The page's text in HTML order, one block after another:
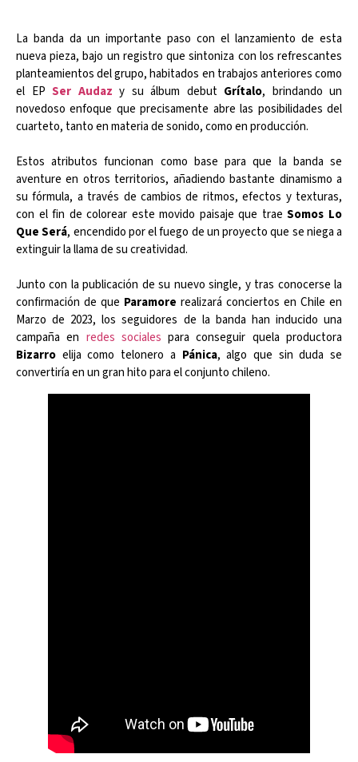
La banda da un importante paso con el lanzamiento de esta
nueva pieza, bajo un registro que sintoniza con los refrescantes
planteamientos del grupo, habitados en trabajos anteriores como
el EP Ser Audaz y su álbum debut Grítalo, brindando un
novedoso enfoque que precisamente abre las posibilidades del
cuarteto, tanto en materia de sonido, como en producción.
Estos atributos funcionan como base para que la banda se
aventure en otros territorios, añadiendo bastante dinamismo a
su fórmula, a través de cambios de ritmos, efectos y texturas,
con el fin de colorear este movido paisaje que traeSomos Lo
Que Será, encendido por el fuego de un proyecto que se niega a
extinguir la llama de su creatividad.
Junto con la publicación de su nuevo single, y tras conocerse la
confirmación de que Paramore realizará conciertos en Chile en
Marzo de 2023, los seguidores de la banda han inducido una
campaña en redes sociales para conseguir quela productora
Bizarro elija como telonero a Pánica, algo que sin duda se
convertiría en un gran hito para el conjunto chileno.